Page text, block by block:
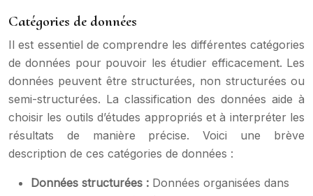
Catégories de données
Il est essentiel de comprendre les différentes catégories
de données pour pouvoir les étudier efficacement. Les
données peuvent être structurées, non structurées ou
semi-structurées. La classification des données aide à
choisir les outils d’études appropriés et à interpréter les
résultats de manière précise. Voici une brève
description de ces catégories de données :
Données structurées : Données organisées dans